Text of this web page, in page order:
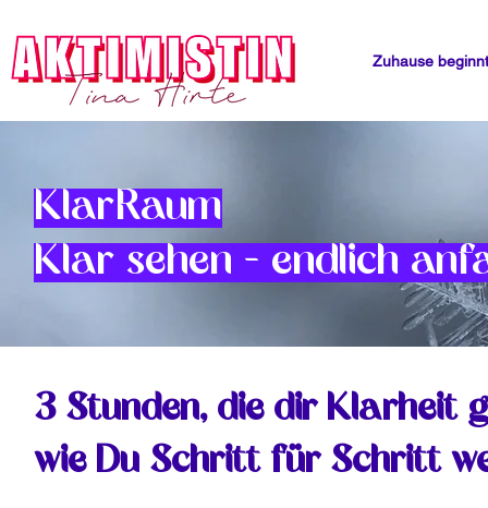
Zuhause
KlarRaum
Klar sehen – endlich
3 Stunden, die dir Klarheit
wie Du Schritt für Schritt